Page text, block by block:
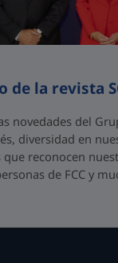
la revista
novedades del
diversidad en
reconocen
de FCC y